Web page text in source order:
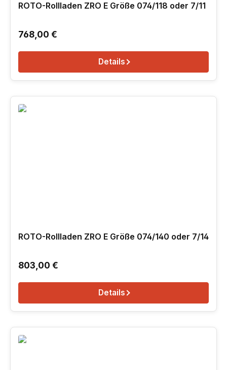
ROTO-Rollladen ZRO E Größe 074/118 oder 7/11
Regulärer Preis:
768,00 €
Details
ROTO-Rollladen ZRO E Größe 074/140 oder 7/14
Regulärer Preis:
803,00 €
Details